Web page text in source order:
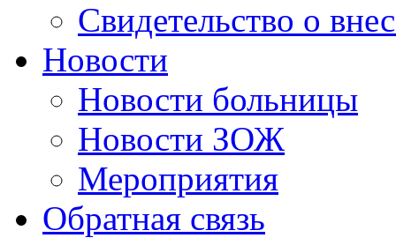
Свидетельство о
Новости
Новости больницы
Новости ЗОЖ
Мероприятия
Обратная связь